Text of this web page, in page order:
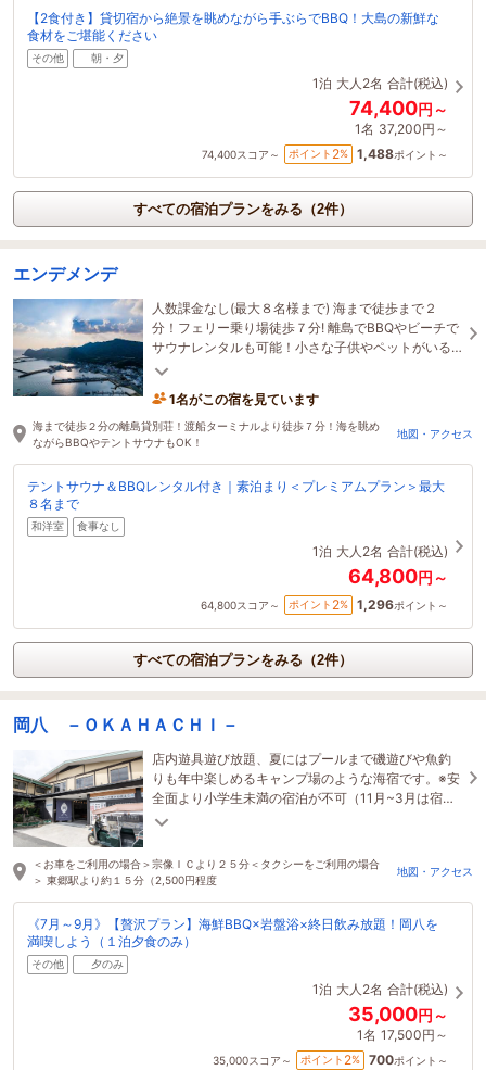
【2食付き】貸切宿から絶景を眺めながら手ぶらでBBQ！大島の新鮮な
食材をご堪能ください
その他 朝・夕
1泊 大人2名 合計(税込)
74,400円～
1名 37,200円～
74,400スコア～ ポイント 2% 1,488ポイント～
すべての宿泊プランをみる（2件）
エンデメンデ
人数課金なし(最大８名様まで) 海まで徒歩まで２
分！フェリー乗り場徒歩７分! 離島でBBQやビーチで
サウナレンタルも可能！小さな子供やペットがいる
ご家庭で周りに気兼ねなく宿泊されたい方に必見！
1名がこの宿を見ています
海まで徒歩２分の離島貸別荘！渡船ターミナルより徒歩７分！海を眺め
ながらBBQやテントサウナもOK！
地図・アクセス
テントサウナ＆BBQレンタル付き｜素泊まり＜プレミアムプラン＞最大
８名まで
和洋室 食事なし
1泊 大人2名 合計(税込)
64,800円～
64,800スコア～ ポイント 2% 1,296ポイント～
すべての宿泊プランをみる（2件）
岡八 －ＯＫＡＨＡＣＨＩ－
店内遊具遊び放題、夏にはプールまで磯遊びや魚釣
りも年中楽しめるキャンプ場のような海宿です。※安
全面より小学生未満の宿泊が不可（11月~3月は宿泊
可）※前日以降お電話のみとなります。
＜お車をご利用の場合＞宗像ＩＣより２５分＜タクシーをご利用の場合
＞ 東郷駅より約１５分（2,500円程度
地図・アクセス
《7月～9月》【贅沢プラン】海鮮BBQ×岩盤浴×終日飲み放題！岡八を
満喫しよう（１泊夕食のみ）
その他 夕のみ
1泊 大人2名 合計(税込)
35,000円～
1名 17,500円～
35,000スコア～ ポイント 2% 700ポイント～